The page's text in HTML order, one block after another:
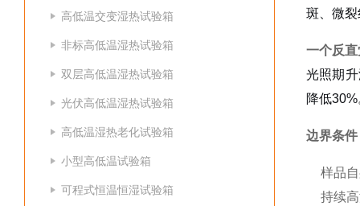
高低温交变湿热试验箱
非标高低温湿热试验箱
双层高低温湿热试验箱
光伏高低温湿热试验箱
高低温湿热老化试验箱
小型高低温试验箱
可程式恒温恒湿试验箱
斑、微
一个反
光照期
降低
边界条
样品
持续